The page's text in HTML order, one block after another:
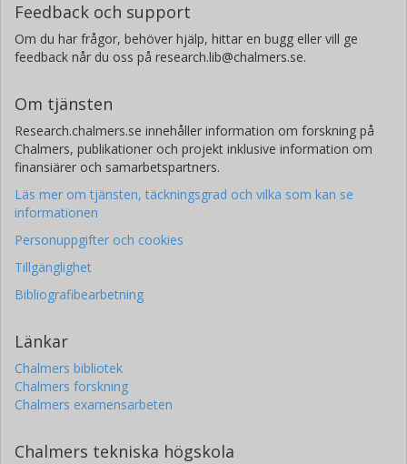
Feedback och support
Om du har frågor, behöver hjälp, hittar en bugg eller vill ge
feedback når du oss på research.lib@chalmers.se.
Om tjänsten
Research.chalmers.se innehåller information om forskning på
Chalmers, publikationer och projekt inklusive information om
finansiärer och samarbetspartners.
Läs mer om tjänsten, täckningsgrad och vilka som kan se
informationen
Personuppgifter och cookies
Tillgänglighet
Bibliografibearbetning
Länkar
Chalmers bibliotek
Chalmers forskning
Chalmers examensarbeten
Chalmers tekniska högskola